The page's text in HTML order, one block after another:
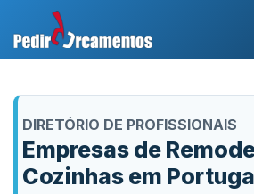
DIRETÓRIO DE PROFISSIONAIS
Empresas de
Cozinhas em
Entrar
Área Profissional
Como Funciona?